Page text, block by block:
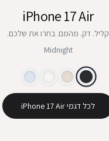
iPhone 17 Air
קליל. דק. מהמם. בחרו את שלכם.
Midnight
לכל דגמי iPhone 17 Air